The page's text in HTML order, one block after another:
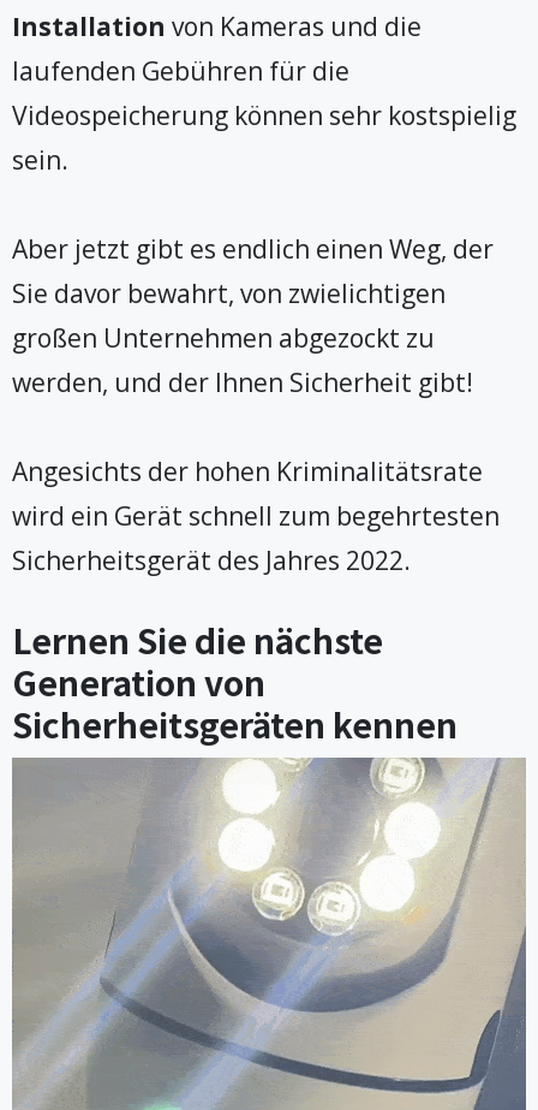
Installation von Kameras und die
laufenden Gebühren für die
Videospeicherung können sehr kostspielig
sein.
Aber jetzt gibt es endlich einen Weg, der
Sie davor bewahrt, von zwielichtigen
großen Unternehmen abgezockt zu
werden, und der Ihnen Sicherheit gibt!
Angesichts der hohen Kriminalitätsrate
wird ein Gerät schnell zum begehrtesten
Sicherheitsgerät des Jahres 2022.
Lernen Sie die nächste
Generation von
Sicherheitsgeräten kennen